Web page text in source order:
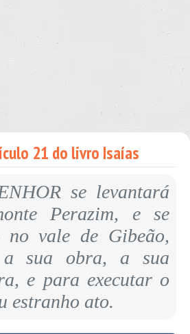
21 do livro Isaías
se levantará
Perazim, e se
vale de Gibeão,
sua obra, a sua
e para executar o
estranho ato.